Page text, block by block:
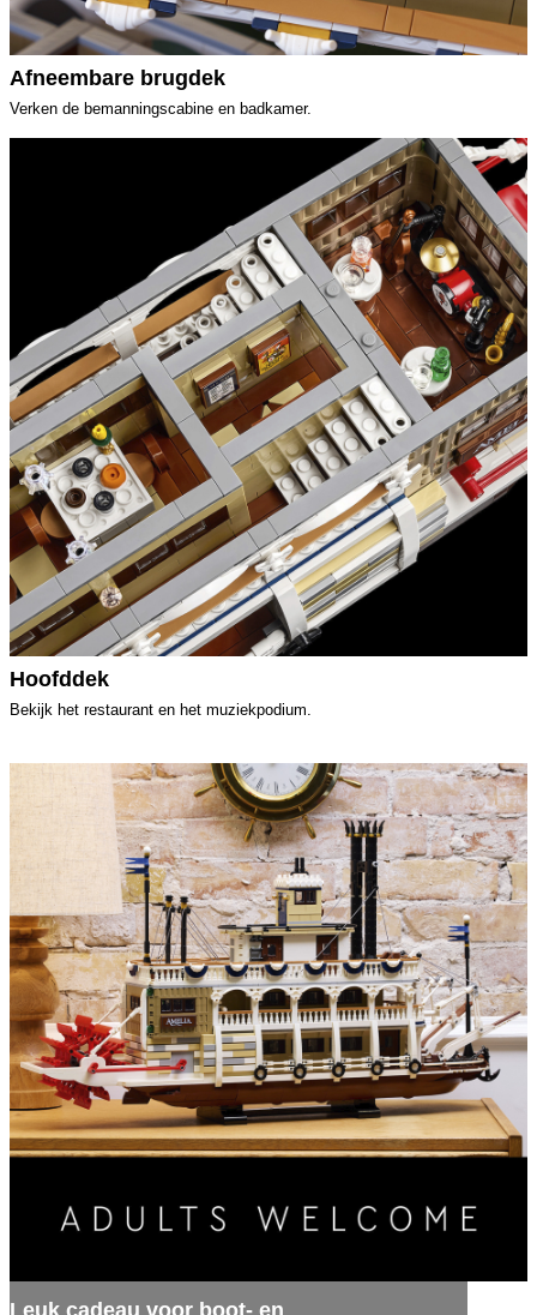
Afneembare brugdek
Verken de bemanningscabine en badkamer.
Hoofddek
Bekijk het restaurant en het muziekpodium.
Leuk cadeau voor boot- en